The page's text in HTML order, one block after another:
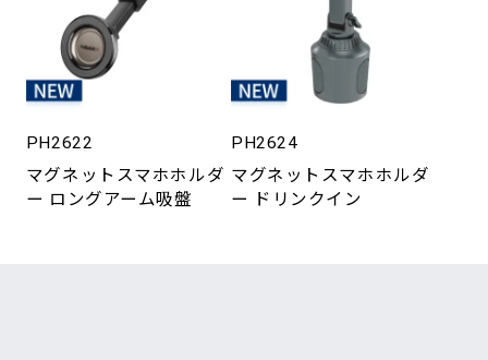
PH2622
マグネットスマホホルダ
ー ロングアーム吸盤
PH2624
マグネットスマホホルダ
ー ドリンクイン